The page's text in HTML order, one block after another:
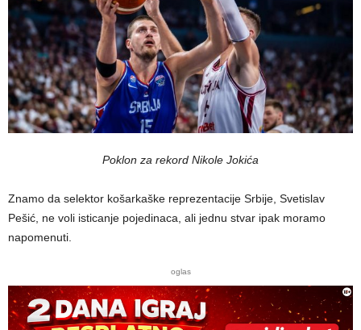
Poklon za rekord Nikole Jokića
Znamo da selektor košarkaške reprezentacije Srbije, Svetislav
Pešić, ne voli isticanje pojedinaca, ali jednu stvar ipak moramo
napomenuti.
oglas